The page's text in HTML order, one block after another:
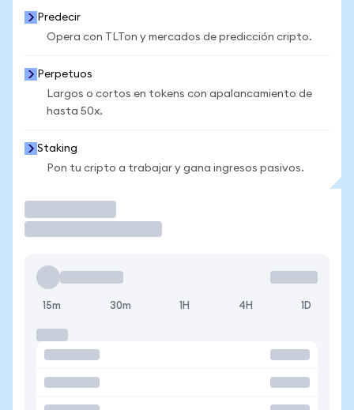
Predecir
Opera con TLTon y mercados de predicción cripto.
Perpetuos
Largos o cortos en tokens con apalancamiento de
hasta 50x.
Staking
Pon tu cripto a trabajar y gana ingresos pasivos.
15m 30m 1H 4H 1D